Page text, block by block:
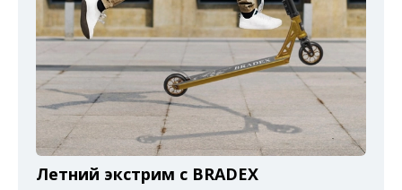
Летний экстрим с BRADEX